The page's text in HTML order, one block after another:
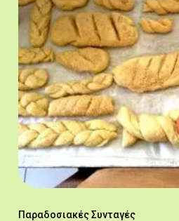
Παραδοσιακές Συνταγές